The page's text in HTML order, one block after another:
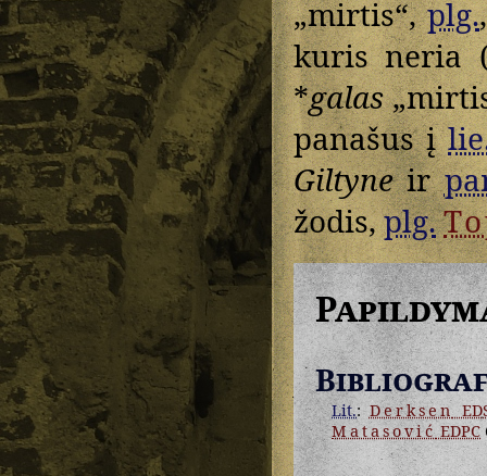
„mirtis“,plg.
kuris neria
*galas
panašus į
Giltyneir
žodis,plg.
Lit.: Derksen
MatasovićEDPC